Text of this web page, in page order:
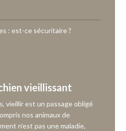
: est-ce sécuritaire ?
vieillissant
vieillir est un passage obligé
nos animaux de
n’est pas une maladie,